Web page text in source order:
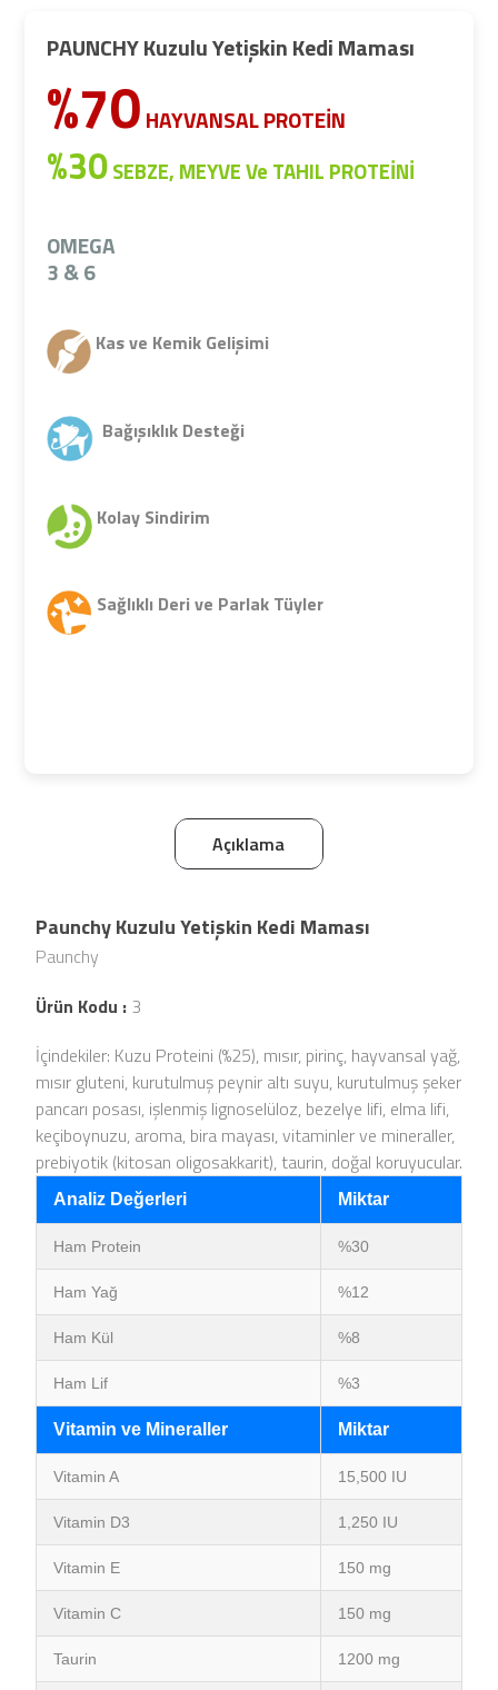
PAUNCHY Kuzulu Yetişkin Kedi Maması
%70 HAYVANSAL PROTEİN
%30SEBZE, MEYVE Ve TAHIL PROTEİNİ
OMEGA
3 & 6
Kas ve Kemik Gelişimi
Bağışıklık Desteği
Kolay Sindirim
Sağlıklı Deri ve Parlak Tüyler
Açıklama
Paunchy Kuzulu Yetişkin Kedi Maması
Paunchy
Ürün Kodu : 3
İçindekiler: Kuzu Proteini (%25), mısır, pirinç, hayvansal yağ,
mısır gluteni, kurutulmuş peynir altı suyu, kurutulmuş şeker
pancarı posası, işlenmiş lignoselüloz, bezelye lifi, elma lifi,
keçiboynuzu, aroma, bira mayası, vitaminler ve mineraller,
prebiyotik (kitosan oligosakkarit), taurin, doğal koruyucular.
Analiz Değerleri Miktar
Ham Protein %30
Ham Yağ %12
Ham Kül %8
Ham Lif %3
Vitamin ve Mineraller Miktar
Vitamin A 15,500 IU
Vitamin D3 1,250 IU
Vitamin E 150 mg
Vitamin C 150 mg
Taurin 1200 mg